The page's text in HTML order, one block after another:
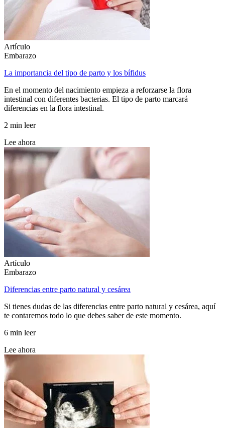
Artículo
Embarazo
La importancia del tipo de parto y los bífidus
En el momento del nacimiento empieza a reforzarse la flora
intestinal con diferentes bacterias. El tipo de parto marcará
diferencias en la flora intestinal.
2 min leer
Lee ahora
Artículo
Embarazo
Diferencias entre parto natural y cesárea
Si tienes dudas de las diferencias entre parto natural y cesárea, aquí
te contaremos todo lo que debes saber de este momento.
6 min leer
Lee ahora